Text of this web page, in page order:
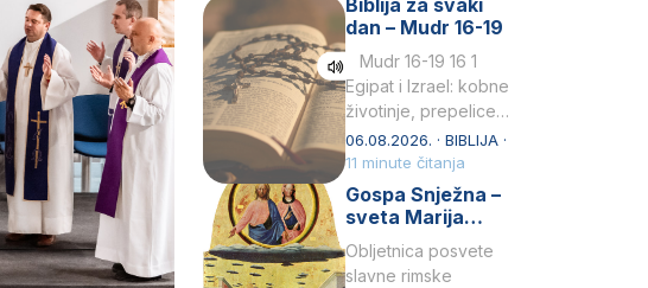
Petar u svojoj
drugoj…
Biblija za svaki
dan – Mudr 16-19
Mudr 16-19 16 1
Egipat i Izrael: kobne
životinje, prepelice
Zato bijahu
primjereno kažnjeni
sličnim životinjamai
mučeni mnoštvom
06.08.2026. · BIBLIJA ·
11 minute čitanja
Gospa Snježna –
sveta Marija
Velika, zaštitnica
rimske bazilike
Obljetnica posvete
slavne rimske